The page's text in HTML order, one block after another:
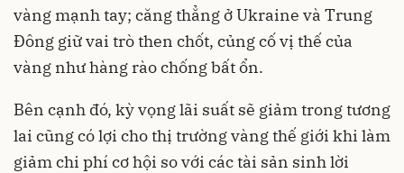
vàng mạnh tay; căng thẳng ở Ukraine và Trung
Đông giữ vai trò then chốt, củng cố vị thế của
vàng như hàng rào chống bất ổn.
Bên cạnh đó, kỳ vọng lãi suất sẽ giảm trong tương
lai cũng có lợi cho thị trường vàng thế giới khi làm
giảm chi phí cơ hội so với các tài sản sinh lời